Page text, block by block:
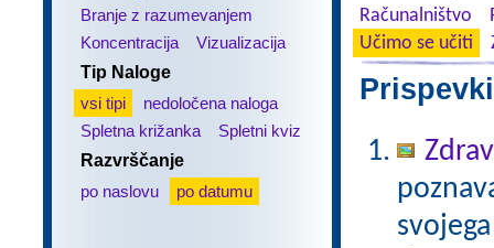
Branje z razumevanjem
Koncentracija
Vizualizacija
Tip Naloge
vsi tipi
nedoločena naloga
Spletna križanka
Spletni kviz
Razvrščanje
po naslovu
po datumu
Računalništvo
Učimo se učiti